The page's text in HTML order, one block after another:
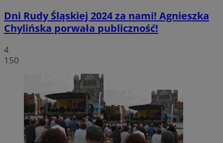
Dni Rudy Śląskiej 2024 za nami! Agnieszka
Chylińska porwała publiczność!
4
150